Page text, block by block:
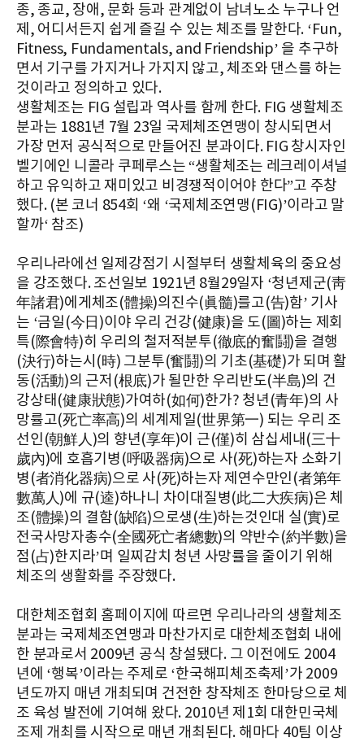
종, 종교, 장애, 문화 등과 관계없이 남녀노소 누구나 언
제, 어디서든지 쉽게 즐길 수 있는 체조를 말한다. ‘Fun,
Fitness, Fundamentals, and Friendship’ 을 추구하
면서 기구를 가지거나 가지지 않고, 체조와 댄스를 하는
것이라고 정의하고 있다.
생활체조는 FIG 설립과 역사를 함께 한다. FIG 생활체조
분과는 1881년 7월 23일 국제체조연맹이 창시되면서
가장 먼저 공식적으로 만들어진 분과이다. FIG 창시자인
벨기에인 니콜라 쿠페루스는 “생활체조는 레크레이셔널
하고 유익하고 재미있고 비경쟁적이어야 한다”고 주창
했다. (본 코너 854회 ‘왜 ‘국제체조연맹(FIG)’이라고 말
할까‘ 참조)
우리나라에선 일제강점기 시절부터 생활체육의 중요성
을 강조했다. 조선일보 1921년 8월29일자 ‘청년제군(靑
年諸君)에게체조(體操)의진수(眞髓)를고(告)함’ 기사
는 ‘금일(今日)이야 우리 건강(健康)을 도(圖)하는 제회
특(際會特)히 우리의 철저적분투(徹底的奮鬪)을 결행
(決行)하는시(時) 그분투(奮鬪)의 기초(基礎)가 되며 활
동(活動)의 근저(根底)가 될만한 우리반도(半島)의 건
강상태(健康狀態)가여하(如何)한가? 청년(青年)의 사
망률고(死亡率高)의 세계제일(世界第一) 되는 우리 조
선인(朝鮮人)의 향년(享年)이 근(僅)히 삼십세내(三十
歲內)에 호흡기병(呼吸器病)으로 사(死)하는자 소화기
병(者消化器病)으로 사(死)하는자 제연수만인(者第年
數萬人)에 규(逵)하나니 차이대질병(此二大疾病)은 체
조(體操)의 결함(缺陷)으로생(生)하는것인대 실(實)로
전국사망자총수(全國死亡者總數)의 약반수(約半數)을
점(占)한지라’며 일찌감치 청년 사망률을 줄이기 위해
체조의 생활화를 주장했다.
대한체조협회 홈페이지에 따르면 우리나라의 생활체조
분과는 국제체조연맹과 마찬가지로 대한체조협회 내에
한 분과로서 2009년 공식 창설됐다. 그 이전에도 2004
년에 ‘행복’이라는 주제로 ‘한국해피체조축제’가 2009
년도까지 매년 개최되며 건전한 창작체조 한마당으로 체
조 육성 발전에 기여해 왔다. 2010년 제1회 대한민국체
조제 개최를 시작으로 매년 개최된다. 해마다 40팀 이상